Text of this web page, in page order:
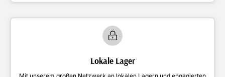
Lokale Lager
Mit unserem großen Netzwerk an lokalen Lagern und engagierten